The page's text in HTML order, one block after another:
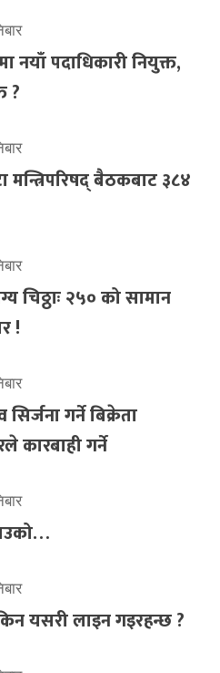
नयाँ पदाधिकारी नियुक्त,
?
मन्त्रिपरिषद् बैठकबाट ३८४
चिठ्ठाः २५० को सामान
!
गर्ने बिक्रेता
कारबाही गर्ने
यसरी लाइन गइरहन्छ ?